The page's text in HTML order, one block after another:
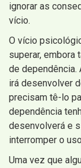
ignorar as
vício.
O vício
superar, embora
de dependência.
irá desenvolver
precisam tê-lo
dependência
desenvolverá e
interromper o
Uma vez que